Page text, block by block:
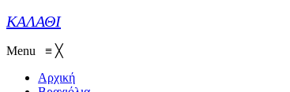
ΚΑΛΑΘΙ
Menu ≡ ╳
Αρχική